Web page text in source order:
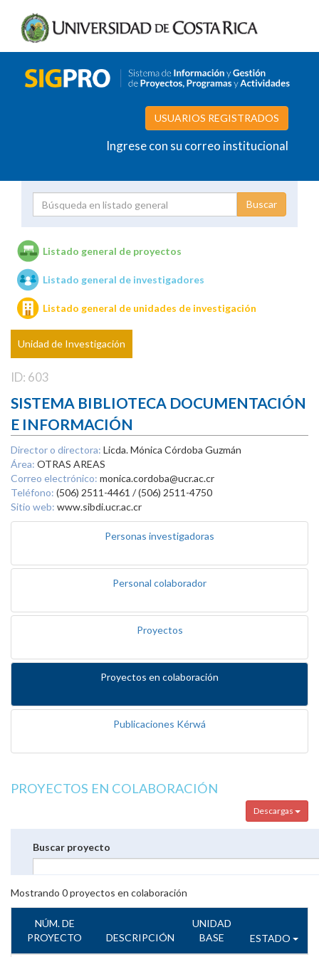
USUARIOS REGISTRADOS
Ingrese con su correo institucional
Unidades de investigación
Listado general de proyectos
Listado general de investigadores
Listado general de unidades de investigación
Unidad de Investigación
ID: 603
SISTEMA BIBLIOTECA DOCUMENTACIÓN
E INFORMACIÓN
Director o directora: Licda. Mónica Córdoba Guzmán
Área: OTRAS AREAS
Correo electrónico: monica.cordoba@ucr.ac.cr
Teléfono: (506) 2511-4461 / (506) 2511-4750
Sitio web: www.sibdi.ucr.ac.cr
Personas investigadoras
Personal colaborador
Proyectos
Proyectos en colaboración
Publicaciones Kérwá
PROYECTOS EN COLABORACIÓN
Descargas
Buscar proyecto
Mostrando 0proyectos en colaboración
NÚM. DE
PROYECTO
DESCRIPCIÓN
UNIDAD
BASE
ESTADO